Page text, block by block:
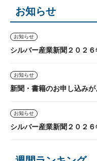
お知らせ
お知らせ
シルバー産業新聞２０２
お知らせ
新聞・書籍のお申し込み
お知らせ
シルバー産業新聞２０２